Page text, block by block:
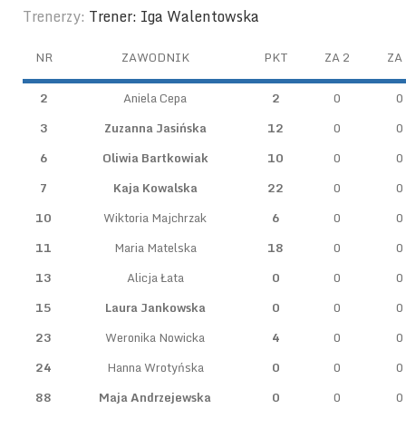
Trenerzy: Trener: Iga Walentowska
NR ZAWODNIK PKT ZA 2 ZA
2 Aniela Cepa 2 0
0
3
Zuzanna Jasińska 12 0
0
6
Oliwia Bartkowiak 10 0
0
7
Kaja Kowalska 22 0
0
10
Wiktoria Majchrzak 6 0
0
11
Maria Matelska 18 0
0
13
Alicja Łata 0 0
0
15
Laura Jankowska 0 0
0
23
Weronika Nowicka 4 0
0
24
Hanna Wrotyńska 0 0
0
88
Maja Andrzejewska 0 0 0